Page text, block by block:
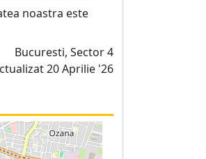
noastra este
Bucuresti, Sector 4
20 Aprilie '26